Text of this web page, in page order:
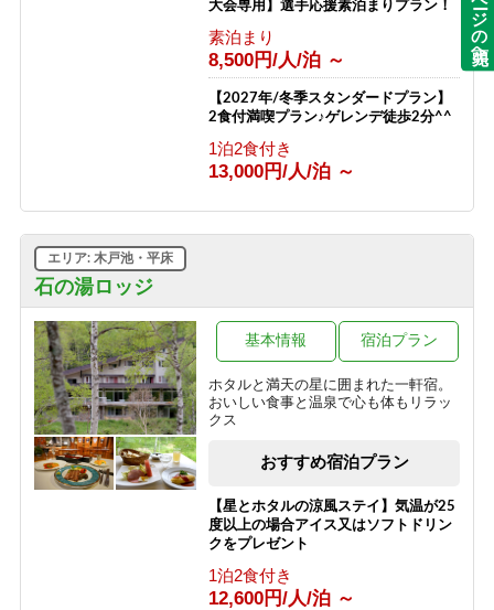
大会専用】選手応援素泊まりプラン！
素泊まり
8,500円/人/泊 ～
【2027年/冬季スタンダードプラン】
2食付満喫プラン♪ゲレンデ徒歩2分^^
1泊2食付き
13,000円/人/泊 ～
石の湯ロッジ
エリア: 木戸池・平床
ホタルと満天の星に囲まれた一軒宿。
おいしい食事と温泉で心も体もリラッ
クス
基本情報 宿泊プラン
おすすめ宿泊プラン
【星とホタルの涼風ステイ】気温が25
度以上の場合アイス又はソフトドリン
クをプレゼント
1泊2食付き
12,600円/人/泊 ～
ページの先頭へ